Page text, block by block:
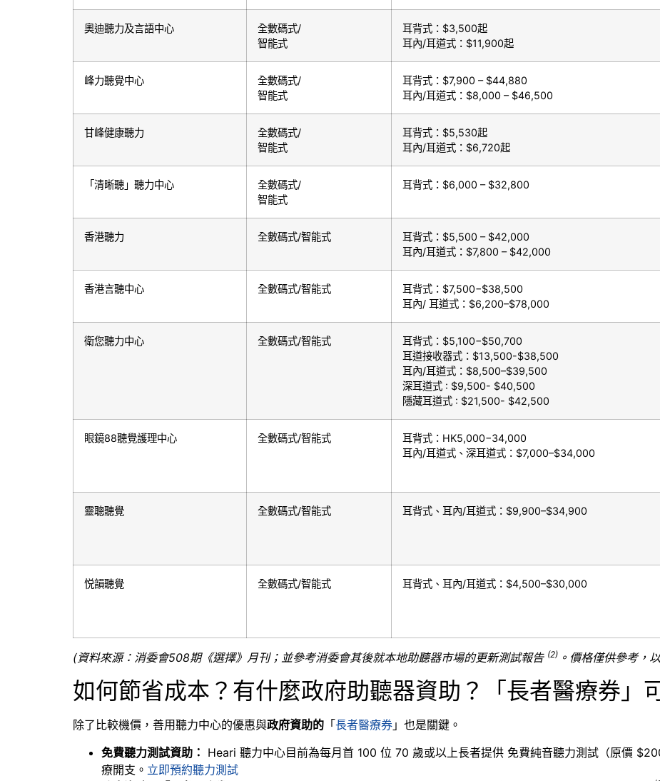
奧迪聽力及言語中心
全數碼式/
智能式
耳背式：$3,500起
耳內/耳道式：$11,900起
峰力聽覺中心
全數碼式/
智能式
耳背式：$7,900 – $44,880
耳內/耳道式：$8,000 – $46,500
甘峰健康聽力
全數碼式/
智能式
耳背式：$5,530起
耳內/耳道式：$6,720起
「清晰聽」聽力中心
全數碼式/
智能式
耳背式：$6,000 – $32,800
香港聽力 全數碼式/智能式 耳背式： $5,500 – $42,000
耳內/耳道式： $7,800 – $42,000
香港言聽中心 全數碼式/智能式 耳背式： $7,500−$38,500
耳內/ 耳道式： $6,200–$78,000
衛您聽力中心 全數碼式/智能式 耳背式： $5,100−$50,700
耳道接收器式： $13,500-$38,500
耳內/耳道式： $8,500–$39,500
深耳道式 : $9,500- $40,500
隱藏耳道式 : $21,500- $42,500
眼鏡88聽覺護理中心 全數碼式/智能式 耳背式： HK5,000−34,000
耳內/耳道式、深耳道式： $7,000–$34,000
靈聰聽覺 全數碼式/智能式 耳背式、耳內/耳道式 ： $9,900–$34,900
悦韻聽覺 全數碼式/智能式 耳背式、耳內/耳道式 ： $4,500–$30,000
(資料來源：消委會508期《選擇》月刊；並參考消委會其後就本地助聽器市場的更新測試報告 (2) 。價格僅供參考，
如何節省成本？有什麼政府助聽器資助？「長者醫療券」
除了比較機價，善用聽力中心的優惠與政府資助的 「長者醫療券 」也是關鍵。
免費聽力測試資助： Heari 聽力中心目前為每月首 100 位 70 歲或以上長者提供 免費純音聽力測試（原價
療開支。 立即預約聽力測試